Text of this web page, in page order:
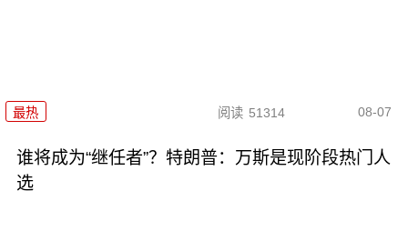
最热 阅读 51314 08-07
谁将成为“继任者”？特朗普：万斯是现阶段热门人
选